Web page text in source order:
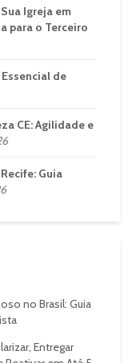
Igreja em
para o Terceiro
de
CE: Agilidade e
Guia
no Brasil: Guia
Entregar